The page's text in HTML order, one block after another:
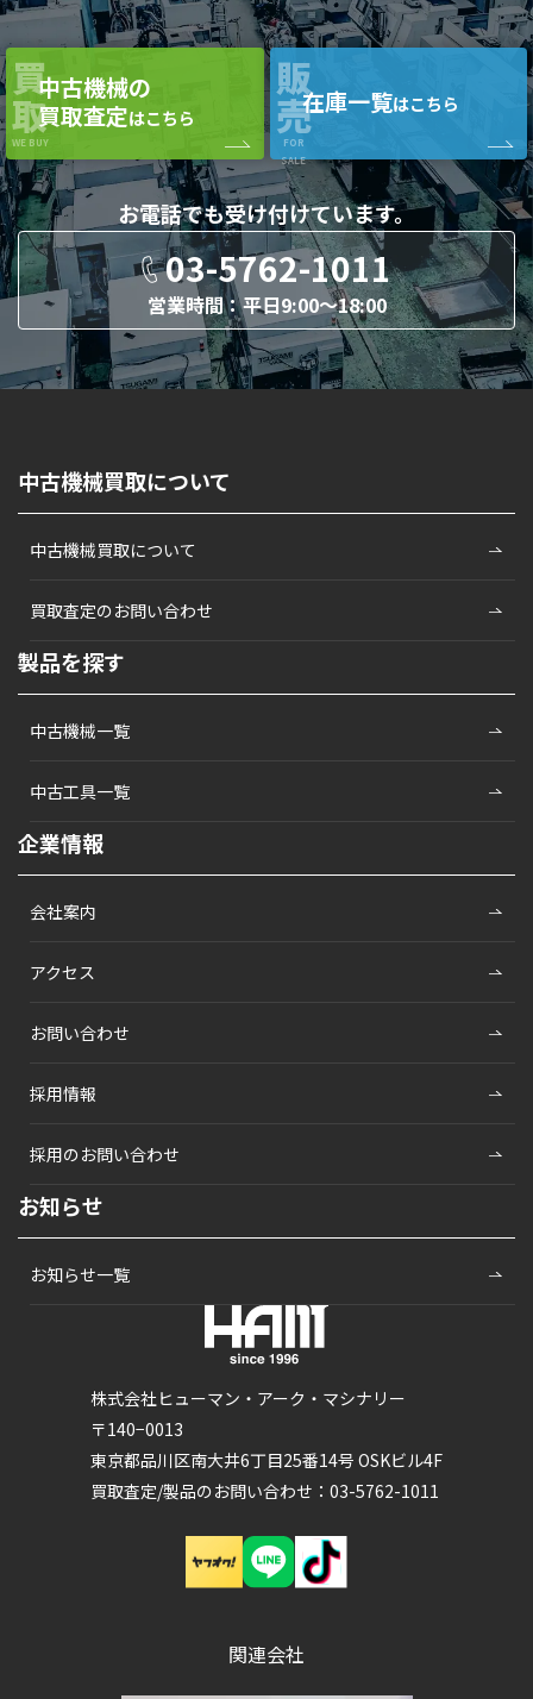
買
取
WE BUY
中古機械の
買取査定はこちら
販
売
FOR
SALE
在庫一覧はこちら
お電話でも受け付けています。
03-5762-1011
営業時間：平日9:00〜18:00
株式会社ヒューマン・アーク・マシナリー
〒140−0013
東京都品川区南大井6丁目25番14号 OSKビル4F
買取査定/製品のお問い合わせ：03-5762-1011
中古機械買取について
中古機械買取について
買取査定のお問い合わせ
製品を探す
中古機械一覧
中古工具一覧
企業情報
会社案内
アクセス
お問い合わせ
採用情報
採用のお問い合わせ
お知らせ
お知らせ一覧
関連会社